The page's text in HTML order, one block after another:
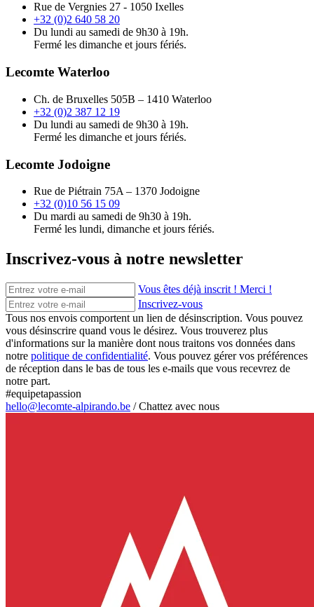
Rue de Vergnies 27 - 1050 Ixelles
+32 (0)2 640 58 20
Du lundi au samedi de 9h30 à 19h.
Fermé les dimanche et jours fériés.
Lecomte Waterloo
Ch. de Bruxelles 505B – 1410 Waterloo
+32 (0)2 387 12 19
Du lundi au samedi de 9h30 à 19h.
Fermé les dimanche et jours fériés.
Lecomte Jodoigne
Rue de Piétrain 75A – 1370 Jodoigne
+32 (0)10 56 15 09
Du mardi au samedi de 9h30 à 19h.
Fermé les lundi, dimanche et jours fériés.
Inscrivez-vous à notre newsletter
Vous êtes déjà inscrit ! Merci !
Inscrivez-vous
Tous nos envois comportent un lien de désinscription. Vous pouvez
vous désinscrire quand vous le désirez. Vous trouverez plus
d'informations sur la manière dont nous traitons vos données dans
notre politique de confidentialité. Vous pouvez gérer vos préférences
de réception dans le bas de tous les e-mails que vous recevrez de
notre part.
#equipetapassion
hello@lecomte-alpirando.be /Chattez avec nous